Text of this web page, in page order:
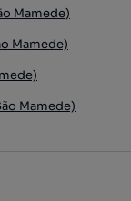
Mamede)
Mamede)
Mamede)